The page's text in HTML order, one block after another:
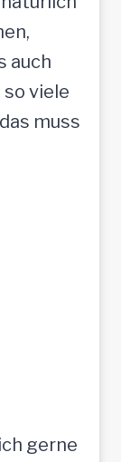
auch
viele
muss
gerne